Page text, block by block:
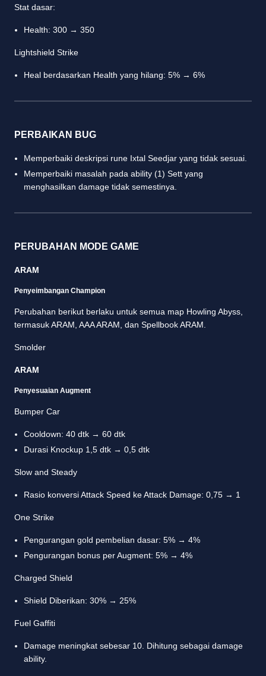
Stat dasar:
Health: 300 → 350
Lightshield Strike
Heal berdasarkan Health yang hilang: 5% → 6%
PERBAIKAN BUG
Memperbaiki deskripsi rune Ixtal Seedjar yang tidak sesuai.
Memperbaiki masalah pada ability (1) Sett yang
menghasilkan damage tidak semestinya.
PERUBAHAN MODE GAME
ARAM
Penyeimbangan Champion
Perubahan berikut berlaku untuk semua map Howling Abyss,
termasuk ARAM, AAA ARAM, dan Spellbook ARAM.
Smolder
ARAM
Penyesuaian Augment
Bumper Car
Cooldown: 40 dtk → 60 dtk
Durasi Knockup 1,5 dtk → 0,5 dtk
Slow and Steady
Rasio konversi Attack Speed ke Attack Damage: 0,75 → 1
One Strike
Pengurangan gold pembelian dasar: 5% → 4%
Pengurangan bonus per Augment: 5% → 4%
Charged Shield
Shield Diberikan: 30% → 25%
Fuel Gaffiti
Damage meningkat sebesar 10. Dihitung sebagai damage
ability.